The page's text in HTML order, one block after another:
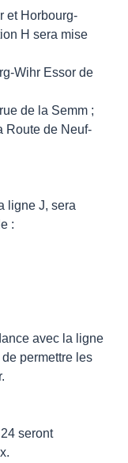
et Horbourg-
H sera mise
Wihr Essor de
de la Semm ;
Route de Neuf-
ligne J, sera
:
avec la ligne
permettre les
seront